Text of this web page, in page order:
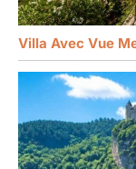
Villa Avec Vue